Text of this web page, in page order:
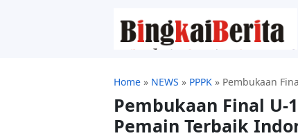
Home » NEWS » PPPK » Pembukaan
Pembukaan Final
Pemain Terbaik